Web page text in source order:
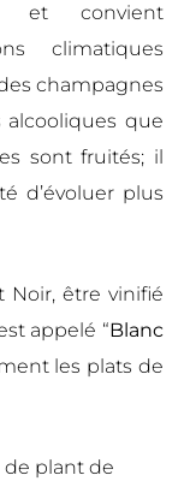
et convient
climatiques
champagnes
que
sont fruités; il
d’évoluer plus
Noir, être vinifié
appelé “Blanc
les plats de
de plant de